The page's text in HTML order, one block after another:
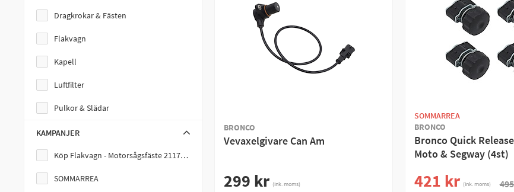
Dragkrokar & Fästen
Flakvagn
Kapell
Luftfilter
Pulkor & Slädar
Reparationssats Däck
Skruvdubb
Spacers
KAMPANJER
Köp Flakvagn - Motorsågsfäste 21175 på köpet!
SOMMARREA
BRONCO
Vevaxelgivare Can Am
299 kr (ink. moms)
SOMMARREA
BRONCO
Bronco Quick
Moto & Segway (4st)
421 kr (ink. moms)